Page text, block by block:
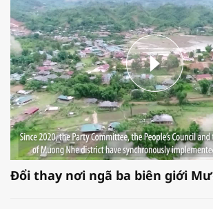
Đổi thay nơi ngã ba biên giới